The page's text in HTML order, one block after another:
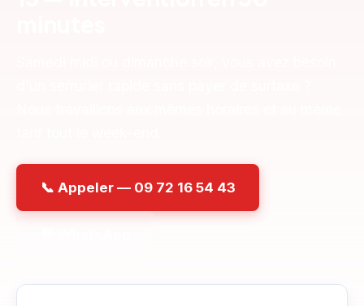
📞 Appeler — 09 72 16 54 43